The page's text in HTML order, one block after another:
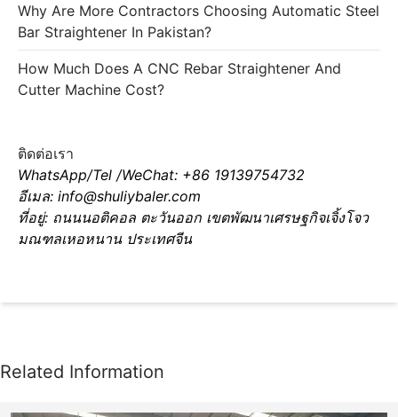
Why Are More Contractors Choosing Automatic Steel
Bar Straightener In Pakistan?
How Much Does A CNC Rebar Straightener And
Cutter Machine Cost?
ติดต่อเรา
WhatsApp/Tel /WeChat: +86 19139754732
อีเมล: info@shuliybaler.com
ที่อยู่: ถนนนอติคอล ตะวันออก เขตพัฒนาเศรษฐกิจเจิ้งโจว
มณฑลเหอหนาน ประเทศจีน